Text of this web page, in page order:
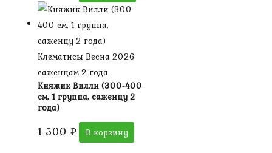
Клематисы Весна 2026
саженцам 2 года
Княжик Вилли (300-400
см, 1 группа, саженцу 2
года)
1 500 ₽ В корзину